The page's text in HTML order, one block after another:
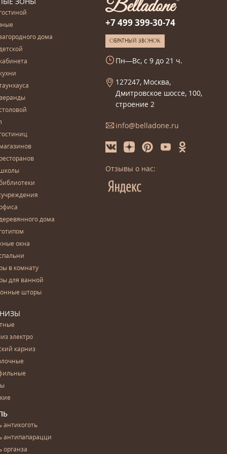
дома
дома
окна
в комнату
для ванной
шторы
электро
карниз
антикоготь
антипапарацци
органза
+7 499 399-30-74
ОБРАТНЫЙ ЗВОНОК
Пн—Вс, с 9 до 21 ч.
127247, Москва,
Дмитровское шоссе, 100,
строение 2
info@belladone.ru
Отзывы о нас: